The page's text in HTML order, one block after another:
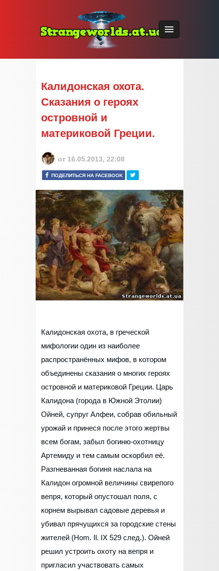
Калидонская охота.
Сказания о героях
островной и
материковой Греции.
от 16.05.2013, 22:08
ПОДЕЛИТЬСЯ НА FACEBOOK
Калидонская охота, в греческой
мифологии один из наиболее
распространённых мифов, в котором
объединены сказания о многих героях
островной и материковой Греции. Царь
Калидона (города в Южной Этолии)
Ойней, супруг Алфеи, собрав обильный
урожай и принеся после этого жертвы
всем богам, забыл богиню-охотницу
Артемиду и тем самым оскорбил её.
Разгневанная богиня наслала на
Калидон огромной величины свирепого
вепря, который опустошал поля, с
корнем вырывал садовые деревья и
убивал прячущихся за городские стены
жителей (Hom. Il. IX 529 след.). Ойней
решил устроить охоту на вепря и
пригласил участвовать самых